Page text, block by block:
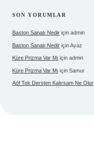
SON YORUMLAR
Baston Sanatı Nedir için admin
Baston Sanatı Nedir içinAyaz
Küre Prizma Var Mı için admin
Küre Prizma Var Mı için Samur
Aöf Tek Dersten Kalırsam Ne Olur